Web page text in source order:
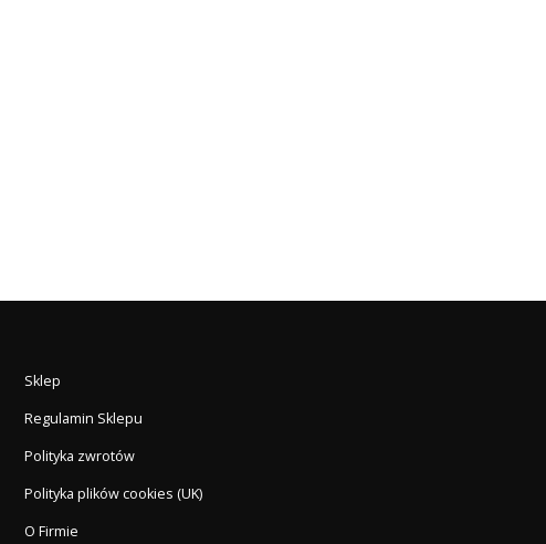
Sklep
Regulamin Sklepu
Polityka zwrotów
Polityka plików cookies (UK)
O Firmie